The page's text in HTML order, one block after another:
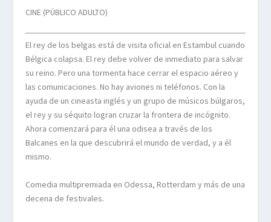
CINE (PÚBLICO ADULTO)
El rey de los belgas está de visita oficial en Estambul cuando
Bélgica colapsa. El rey debe volver de inmediato para salvar
su reino. Pero una tormenta hace cerrar el espacio aéreo y
las comunicaciones. No hay aviones ni teléfonos. Con la
ayuda de un cineasta inglés y un grupo de músicos búlgaros,
el rey y su séquito logran cruzar la frontera de incógnito.
Ahora comenzará para él una odisea a través de los
Balcanes en la que descubrirá el mundo de verdad, y a él
mismo.
Comedia multipremiada en Odessa, Rotterdam y más de una
decena de festivales.